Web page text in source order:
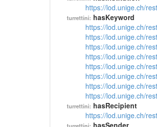
https://lod.unige.ch/
turrettini: hasKeyword
https://lod.unige.ch/
https://lod.unige.ch/
https://lod.unige.ch/
https://lod.unige.ch/
https://lod.unige.ch/
https://lod.unige.ch/
https://lod.unige.ch/
https://lod.unige.ch/
turrettini: hasRecipient
https://lod.unige.ch/
hasSender